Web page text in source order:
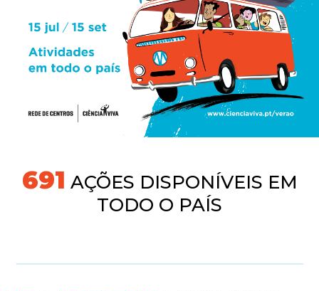
731 AÇÕES DISPONÍVEIS EM
TODO O PAÍS